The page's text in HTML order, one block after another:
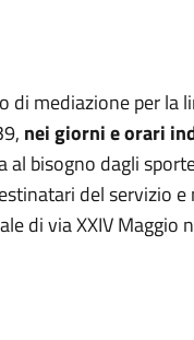
di mediazione per la
nei giorni e orari
bisogno dagli
del servizio e
di via XXIV Maggio